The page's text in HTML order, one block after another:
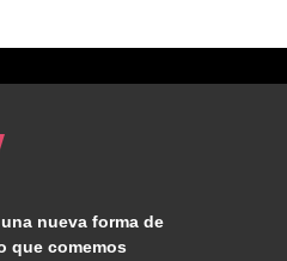
nueva forma de
que comemos